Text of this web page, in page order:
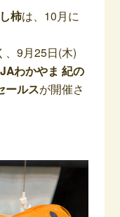
柿は、10月に
、9月25日(木)
JAわかやま 紀の
ールスが開催さ